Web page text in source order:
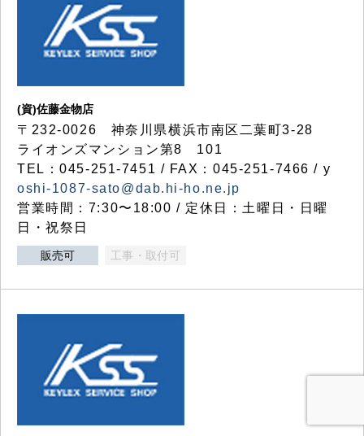
(資)佐藤金物店
〒232-0026 神奈川県横浜市南区二葉町3-28
ライオンズマンション第8 101
TEL：045-251-7451 / FAX：045-251-7466 / y
oshi-1087-sato@dab.hi-ho.ne.jp
営業時間：7:30〜18:00 / 定休日：土曜日・日曜
日・祝祭日
販売可 工事・取付可